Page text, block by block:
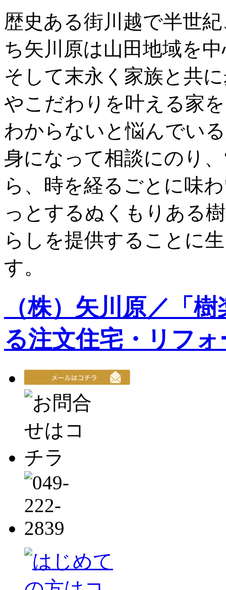
歴史ある街川越で半世
ち矢川原は山田地域を
そして末永く家族と共
やこだわりを叶える家
わからないと悩んでい
身になって相談にのり
ら、時を経るごとに味
っとするぬくもりある
らしを提供することに
す。
（株）矢川原／「
る注文住宅・リフォ